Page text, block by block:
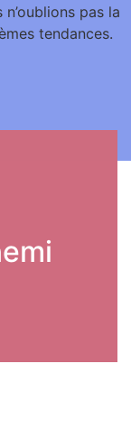
pas la
tendances.